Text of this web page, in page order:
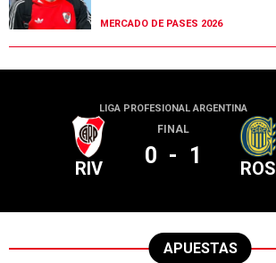
MERCADO DE PASES 2026
LIGA PROFESIONAL ARGENTINA
RIV
FINAL
0 - 1 ROS
APUESTAS